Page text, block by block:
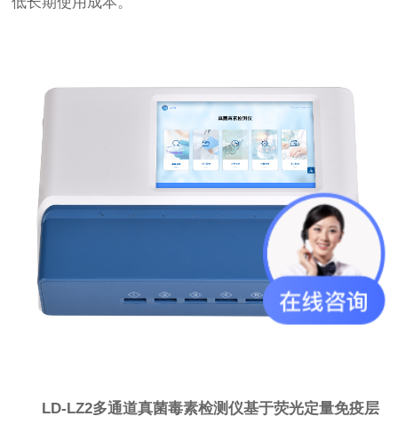
LD-LZ2多通道真菌毒素检测仪基于荧光定量免疫层